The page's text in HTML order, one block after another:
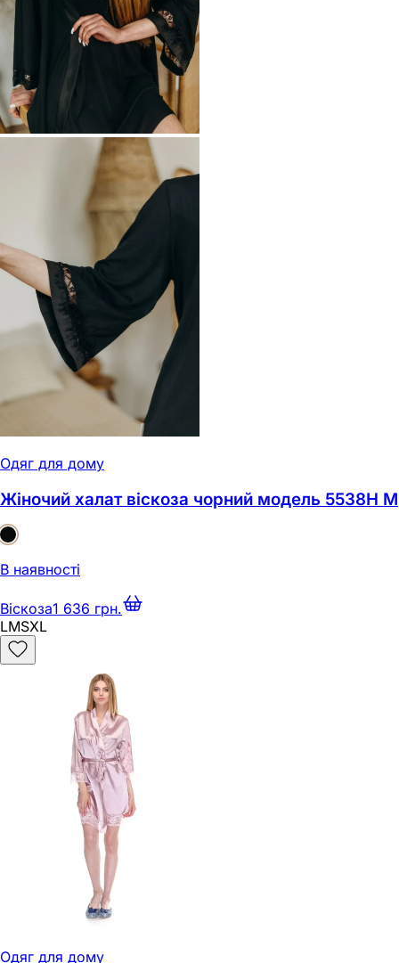
Одяг для дому
Жіночий халат віскоза чорний модель 5538H M
В наявності
Віскоза1 636 грн.
LMSXL
Одяг для дому